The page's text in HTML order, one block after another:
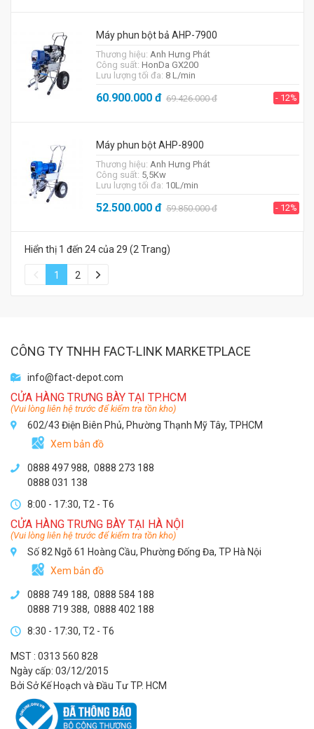
Máy phun bột bả AHP-7900
Thương hiệu: Anh Hưng Phát
Công suất: HonDa GX200
Lưu lượng tối đa: 8 L/min
60.900.000đ 69.426.000đ - 12%
Máy phun bột AHP-8900
Thương hiệu: Anh Hưng Phát
Công suất: 5,5Kw
Lưu lượng tối đa: 10L/min
52.500.000đ 59.850.000đ - 12%
Hiển thị 1 đến 24 của 29 (2 Trang)
1 2
CÔNG TY TNHH FACT-LINK MARKETPLACE
info@fact-depot.com
CỬA HÀNG TRƯNG BÀY TẠI TP.HCM
(Vui lòng liên hệ trước để kiểm tra tồn kho)
602/43 Điện Biên Phủ, Phường Thạnh Mỹ Tây, TPHCM
Xem bản đồ
0888 497 988, 0888 273 188
0888 031 138
8:00 - 17:30, T2 - T6
CỬA HÀNG TRƯNG BÀY TẠI HÀ NỘI
(Vui lòng liên hệ trước để kiểm tra tồn kho)
Số 82 Ngõ 61 Hoàng Cầu, Phường Đống Đa, TP Hà Nội
Xem bản đồ
0888 749 188, 0888 584 188
0888 719 388, 0888 402 188
8:30 - 17:30, T2 - T6
MST : 0313 560 828
Ngày cấp: 03/12/2015
Bởi Sở Kế Hoạch và Đầu Tư TP. HCM